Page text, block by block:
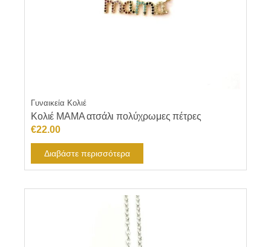
Γυναικεία Κολιέ
Κολιέ ΜΑΜΑ ατσάλι πολύχρωμες πέτρες
€22.00
Διαβάστε περισσότερα